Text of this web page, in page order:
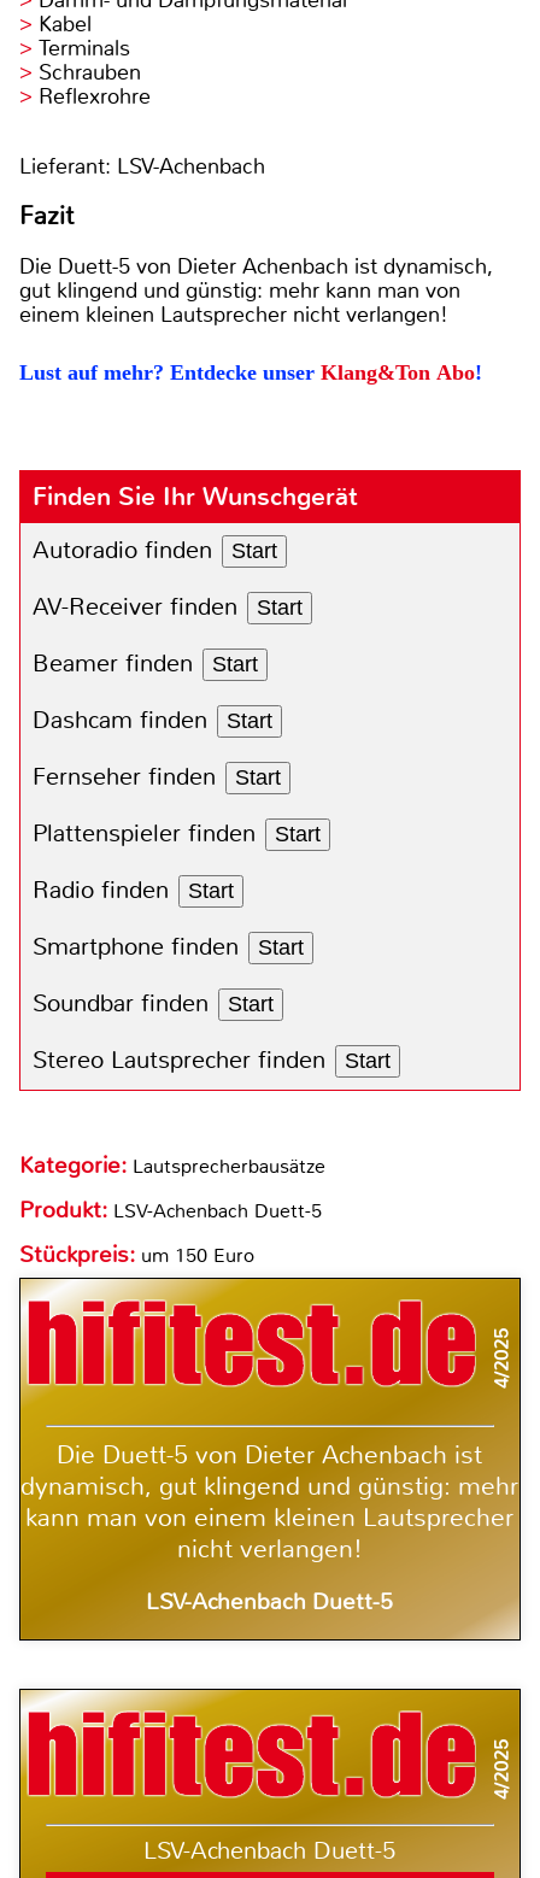
Kabel
Terminals
Schrauben
Reflexrohre
Lieferant: LSV-Achenbach
Fazit
Die Duett-5 von Dieter Achenbach ist dynamisch,
gut klingend und günstig: mehr kann man von
einem kleinen Lautsprecher nicht verlangen!
Lust auf mehr? Entdecke unser Klang&Ton Abo!
Finden Sie Ihr Wunschgerät
Autoradio finden Start
AV-Receiver finden Start
Beamer finden Start
Dashcam finden Start
Fernseher finden Start
Plattenspieler finden Start
Radio finden Start
Smartphone finden Start
Soundbar finden Start
Stereo Lautsprecher finden Start
Kategorie: Lautsprecherbausätze
Produkt: LSV-Achenbach Duett-5
Stückpreis: um 150 Euro
4/2025
Die Duett-5 von Dieter Achenbach ist
dynamisch, gut klingend und günstig: mehr
kann man von einem kleinen Lautsprecher
nicht verlangen!
LSV-Achenbach Duett-5
4/2025
LSV-Achenbach Duett-5